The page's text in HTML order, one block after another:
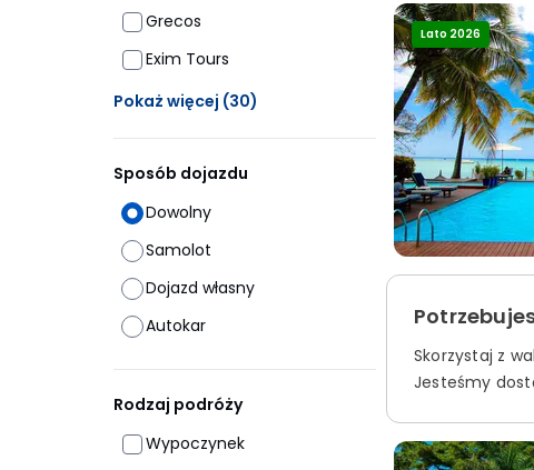
Grecos
Exim Tours
Pokaż więcej (30)
Sposób dojazdu
Dowolny
Samolot
Dojazd własny
Autokar
Rodzaj podróży
Wypoczynek
Lato 2026
Skorzystaj z
Jesteśmy